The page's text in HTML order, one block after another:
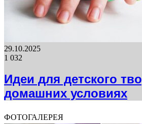
29.10.2025
1 032
Идеи для детского
домашних условиях
ФОТОГАЛЕРЕЯ